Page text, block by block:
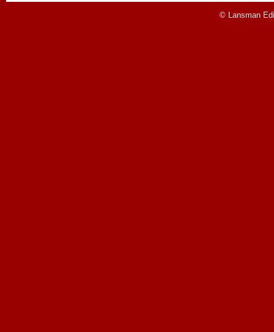
© Lansman